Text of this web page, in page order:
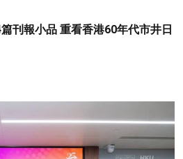
刊報小品 重看香港60年代市井日